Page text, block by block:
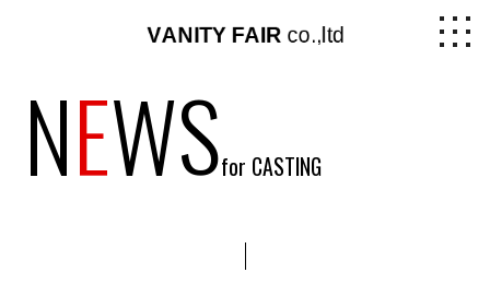
NEWSfor CASTING